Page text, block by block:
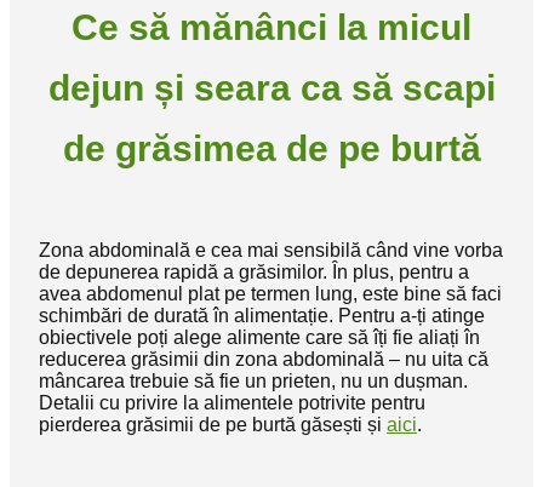
Ce să mănânci la micul
dejun și seara ca să scapi
de grăsimea de pe burtă
Zona abdominală e cea mai sensibilă când vine vorba
de depunerea rapidă a grăsimilor. În plus, pentru a
avea abdomenul plat pe termen lung, este bine să faci
schimbări de durată în alimentație. Pentru a-ți atinge
obiectivele poți alege alimente care să îți fie aliați în
reducerea grăsimii din zona abdominală – nu uita că
mâncarea trebuie să fie un prieten, nu un dușman.
Detalii cu privire la alimentele potrivite pentru
pierderea grăsimii de pe burtă găsești și aici.